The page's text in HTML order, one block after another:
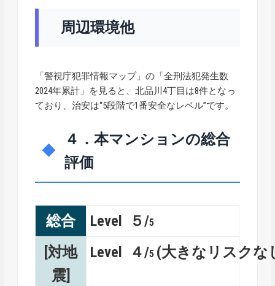
周辺環境他
「警視庁犯罪情報マップ」の「全刑法犯発生数
2024年累計」を見ると、北品川4丁目は8件となっ
ており、治安は“5段階で1番安全なレベル”です。
４．本マンションの総合
評価
総合 Level ５/5
[対地
震]
Level ４/5 (大きなリスクな